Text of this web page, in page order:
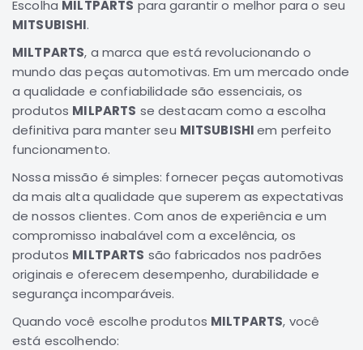
Correias
Câmbio
Elétrica
Acessórios
Lancer
Suspensão
Freio
Correias
Filtros
Transmissão
Elétrica
Acessórios
Escolha MILTPARTS para garantir o melhor para o seu
MITSUBISHI.
MILTPARTS, a marca que está revolucionando o
mundo das peças automotivas. Em um mercado onde
a qualidade e confiabilidade são essenciais, os
produtos MILPARTS se destacam como a escolha
definitiva para manter seu MITSUBISHIem perfeito
funcionamento.
Nossa missão é simples: fornecer peças automotivas
da mais alta qualidade que superem as expectativas
de nossos clientes. Com anos de experiência e um
compromisso inabalável com a excelência, os
produtos MILTPARTS são fabricados nos padrões
originais e oferecem desempenho, durabilidade e
segurança incomparáveis.
Quando você escolhe produtos MILTPARTS, você
está escolhendo: